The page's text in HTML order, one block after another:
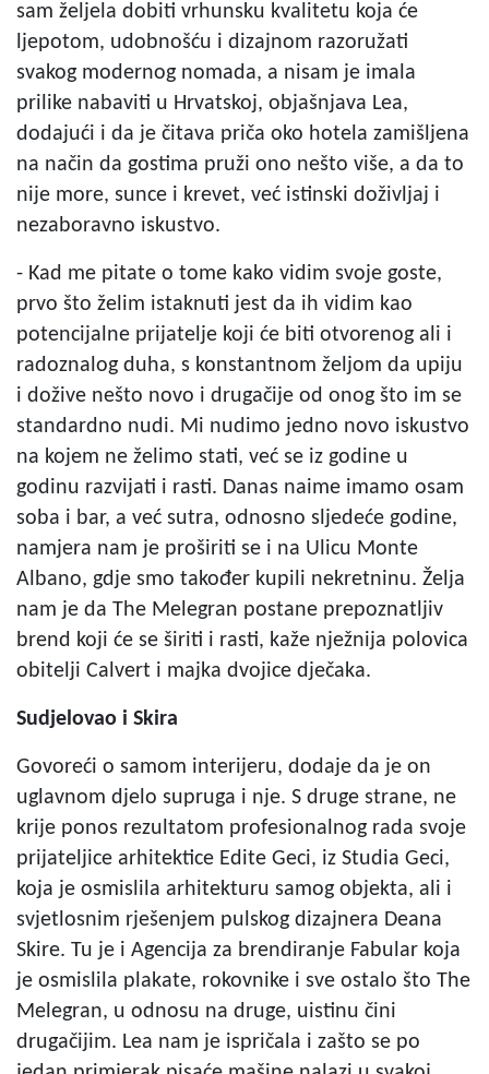
sam željela dobiti vrhunsku kvalitetu koja će
ljepotom, udobnošću i dizajnom razoružati
svakog modernog nomada, a nisam je imala
prilike nabaviti u Hrvatskoj, objašnjava Lea,
dodajući i da je čitava priča oko hotela zamišljena
na način da gostima pruži ono nešto više, a da to
nije more, sunce i krevet, već istinski doživljaj i
nezaboravno iskustvo.
- Kad me pitate o tome kako vidim svoje goste,
prvo što želim istaknuti jest da ih vidim kao
potencijalne prijatelje koji će biti otvorenog ali i
radoznalog duha, s konstantnom željom da upiju
i dožive nešto novo i drugačije od onog što im se
standardno nudi. Mi nudimo jedno novo iskustvo
na kojem ne želimo stati, već se iz godine u
godinu razvijati i rasti. Danas naime imamo osam
soba i bar, a već sutra, odnosno sljedeće godine,
namjera nam je proširiti se i na Ulicu Monte
Albano, gdje smo također kupili nekretninu. Želja
nam je da The Melegran postane prepoznatljiv
brend koji će se širiti i rasti, kaže nježnija polovica
obitelji Calvert i majka dvojice dječaka.
Sudjelovao i Skira
Govoreći o samom interijeru, dodaje da je on
uglavnom djelo supruga i nje. S druge strane, ne
krije ponos rezultatom profesionalnog rada svoje
prijateljice arhitektice Edite Geci, iz Studia Geci,
koja je osmislila arhitekturu samog objekta, ali i
svjetlosnim rješenjem pulskog dizajnera Deana
Skire. Tu je i Agencija za brendiranje Fabular koja
je osmislila plakate, rokovnike i sve ostalo što The
Melegran, u odnosu na druge, uistinu čini
drugačijim. Lea nam je ispričala i zašto se po